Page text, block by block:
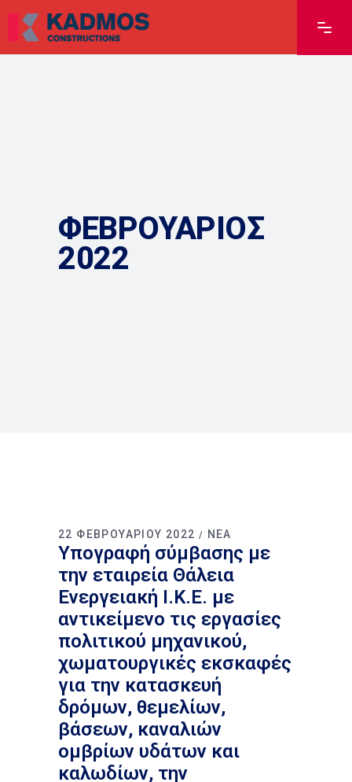
ΦΕΒΡΟΥΆΡΙΟΣ
2022
22 ΦΕΒΡΟΥΑΡΊΟΥ 2022 ΝΈΑ
Υπογραφή σύμβασης με
την εταιρεία Θάλεια
Ενεργειακή Ι.Κ.Ε. με
αντικείμενο τις εργασίες
πολιτικού μηχανικού,
χωματουργικές εκσκαφές
για την κατασκευή
δρόμων, θεμελίων,
βάσεων, καναλιών
ομβρίων υδάτων και
καλωδίων, την